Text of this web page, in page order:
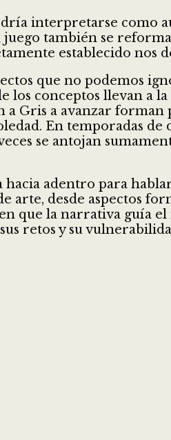
interpretarse como
también se
establecido nos
que no podemos
los conceptos llevan a
a Gris a avanzar
En temporadas de
se antojan
adentro para
desde aspectos
que la narrativa guía
retos y su